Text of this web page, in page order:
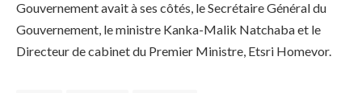
Gouvernement avait à ses côtés, le Secrétaire Général du
Gouvernement, le ministre Kanka-Malik Natchaba et le
Directeur de cabinet du Premier Ministre, Etsri Homevor.